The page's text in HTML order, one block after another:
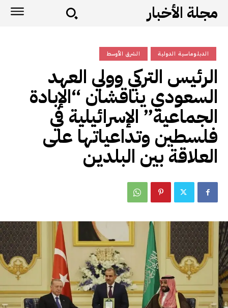
مجلة الأخبار
الدبلوماسية الدولية الشرق الأوسط
الرئيس التركي وولي العهد
السعودي يناقشان “الإبادة
الجماعية” الإسرائيلية في
فلسطين وتداعياتها على
العلاقة بين البلدين